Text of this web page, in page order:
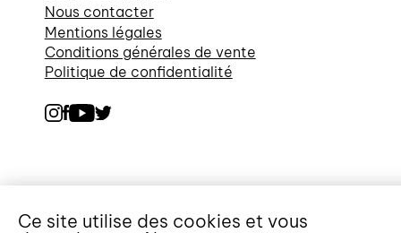
Nous contacter
Mentions légales
Conditions générales de vente
Politique de confidentialité
Ce site utilise des cookies et vous